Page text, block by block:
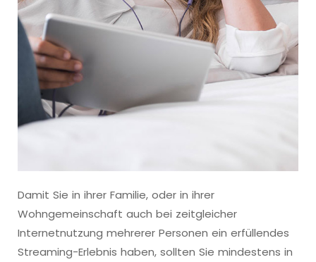
Damit Sie in ihrer Familie, oder in ihrer
Wohngemeinschaft auch bei zeitgleicher
Internetnutzung mehrerer Personen ein erfüllendes
Streaming-Erlebnis haben, sollten Sie mindestens in